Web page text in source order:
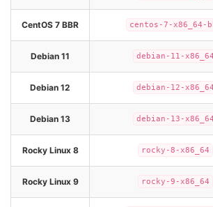
CentOS 7 BBR centos-7-x86_64-
Debian 11 debian-11-x86_64
Debian 12 debian-12-x86_64
Debian 13 debian-13-x86_64
Rocky Linux 8 rocky-8-x86_64
Rocky Linux 9 rocky-9-x86_64